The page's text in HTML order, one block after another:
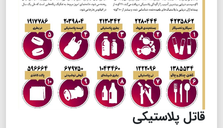
قاتل پلاستیکی